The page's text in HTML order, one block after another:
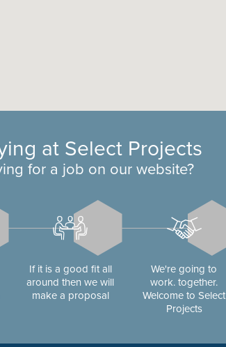
at Select Projects
for a job on our website?
If it is a good fit all
around then we will
make a proposal
We're going to
work. together.
Welcome to Select
Projects